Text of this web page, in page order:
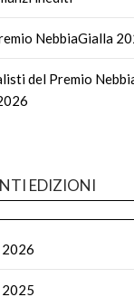
NebbiaGialla
del Premio
EDIZIONI
2026
2025